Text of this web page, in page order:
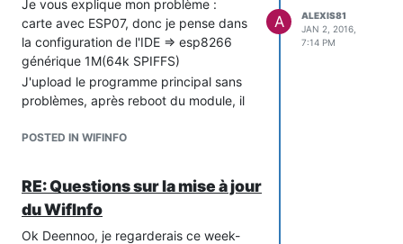
Je vous explique mon problème :
carte avec ESP07, donc je pense dans
la configuration de l'IDE => esp8266
générique 1M(64k SPIFFS)
J'upload le programme principal sans
problèmes, après reboot du module, il
connecte dessus, je vois par la sortie
Donc je me dis qu'il faut que j'upload les
fichiers SPIFFS, depuis le menu
Outils/ESP8266 Sketch Data Upload,
voici le message :
POSTED IN WIFINFO
A
ALEXIS81
JAN 2, 2016,
7:14 PM
RE: Questions sur la mise à jour
du WifInfo
Ok Deennoo, je regarderais ce week-